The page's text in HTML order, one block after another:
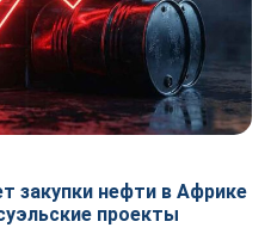
закупки нефти в Африке
проекты